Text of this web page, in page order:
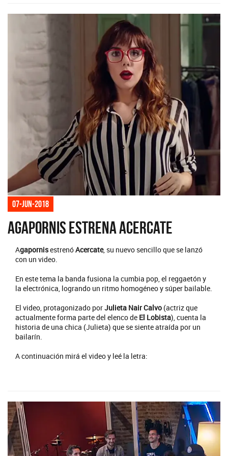
07-jun-2018
Agapornis estrena Acercate
AgapornisestrenóAcercate, su nuevo sencillo que se lanzó
con un video.
En este tema la banda fusiona la cumbia pop, el reggaetón y
la electrónica, logrando un ritmo homogéneo y súper bailable.
El video, protagonizado porJulieta Nair Calvo (actriz que
actualmente forma parte del elenco de El Lobista), cuenta la
historia de una chica (Julieta) que se siente atraída por un
bailarín.
A continuación mirá el video y leé la letra: